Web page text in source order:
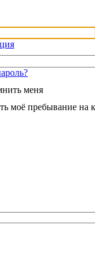
меня
моё пребывание на